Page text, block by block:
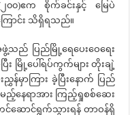
၂၀၀)ဧက စိုက်ခင်းနှင့် မြေပဲ
ာင်း သိရှိရသည်။
သည် ပြည်မြို့ရေပေးဝေရေး
မြို့ပေါ်ရပ်ကွက်များ တိုးချဲ့
န်မှာကြား ခဲ့ပြီးနောက် ပြည်
ည့်နေရာအား ကြည့်ရှုစစ်ဆေး
င်ဆောင်ရွက်သွားရန် တာဝန်ရှိ